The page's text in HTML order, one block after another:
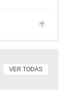
VER TODAS